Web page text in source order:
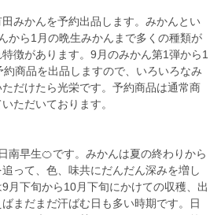
みかんを予約出品します。みかんとい
から1月の晩生みかんまで多くの種類が
徴があります。9月のみかん第1弾から1
商品を出品しますので、いろいろなみ
だけたら光栄です。予約商品は通常商
ただいております。
南早生🍊です。みかんは夏の終わりから
って、色、味共にだんだん深みを増し
月下旬から10月下旬にかけての収穫、出
まだまだ汗ばむ日も多い時期です。日